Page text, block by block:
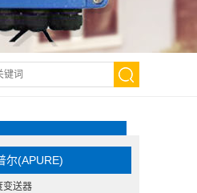
尔(APURE)
变送器